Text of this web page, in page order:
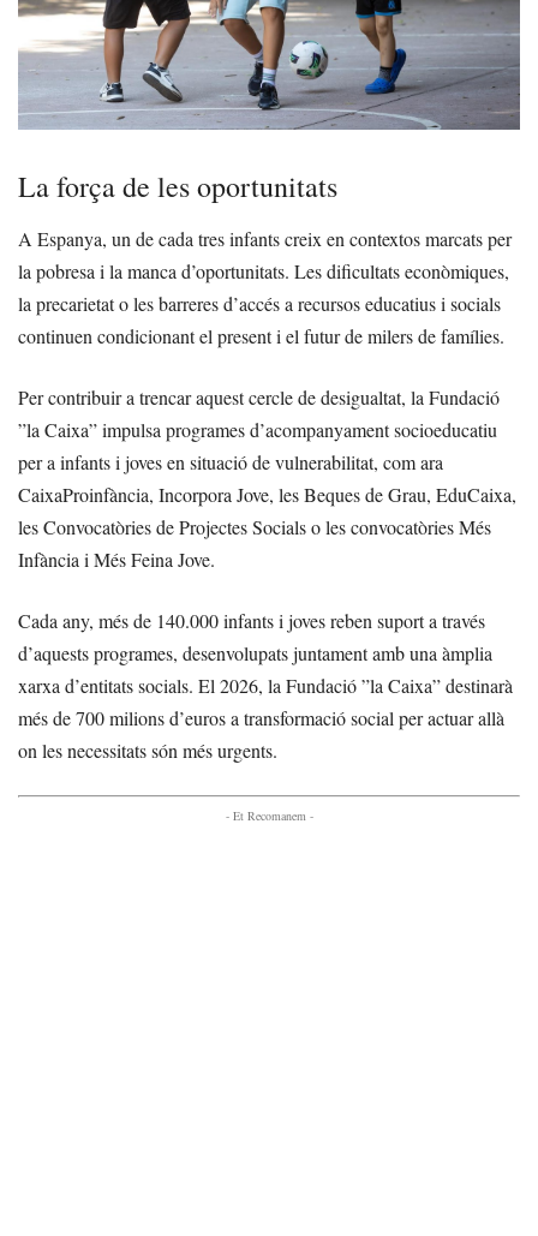
La força de les oportunitats
A Espanya, un de cada tres infants creix en contextos marcats per
la pobresa i la manca d’oportunitats. Les dificultats econòmiques,
la precarietat o les barreres d’accés a recursos educatius i socials
continuen condicionant el present i el futur de milers de famílies.
Per contribuir a trencar aquest cercle de desigualtat, la Fundació
”la Caixa” impulsa programes d’acompanyament socioeducatiu
per a infants i joves en situació de vulnerabilitat, com ara
CaixaProinfància, Incorpora Jove, les Beques de Grau, EduCaixa,
les Convocatòries de Projectes Socials o les convocatòries Més
Infància i Més Feina Jove.
Cada any, més de 140.000 infants i joves reben suport a través
d’aquests programes, desenvolupats juntament amb una àmplia
xarxa d’entitats socials. El 2026, la Fundació ”la Caixa” destinarà
més de 700 milions d’euros a transformació social per actuar allà
on les necessitats són més urgents.
- Et Recomanem -